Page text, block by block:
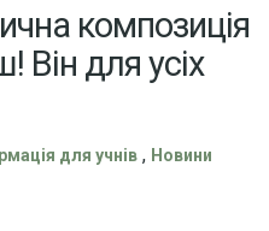
композиція
для усіх
для учнів , Новини